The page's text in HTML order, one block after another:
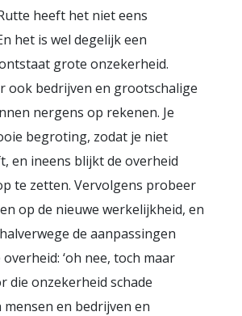
heeft het niet eens
het is wel degelijk een
grote onzekerheid.
ook bedrijven en grootschalige
nergens op rekenen. Je
begroting, zodat je niet
en ineens blijkt de overheid
te zetten. Vervolgens probeer
op de nieuwe werkelijkheid, en
de aanpassingen
‘oh nee, toch maar
die onzekerheid schade
en bedrijven en